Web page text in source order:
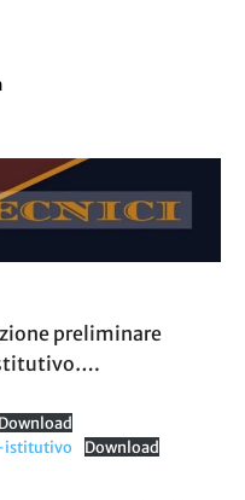
preliminare
Download
istitutivo
Download